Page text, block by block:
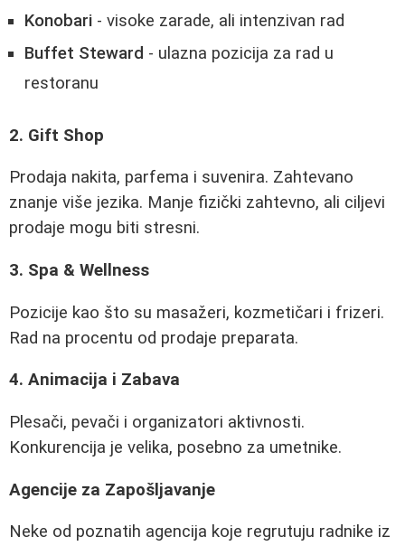
Konobari - visoke zarade, ali intenzivan rad
Buffet Steward - ulazna pozicija za rad u
restoranu
2. Gift Shop
Prodaja nakita, parfema i suvenira. Zahtevano
znanje više jezika. Manje fizički zahtevno, ali ciljevi
prodaje mogu biti stresni.
3. Spa & Wellness
Pozicije kao što su masažeri, kozmetičari i frizeri.
Rad na procentu od prodaje preparata.
4. Animacija i Zabava
Plesači, pevači i organizatori aktivnosti.
Konkurencija je velika, posebno za umetnike.
Agencije za Zapošljavanje
Neke od poznatih agencija koje regrutuju radnike iz